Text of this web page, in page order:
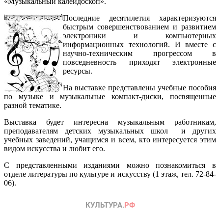
Последние десятилетия характеризуются
быстрым совершенствованием и развитием
электроники и компьютерных
информационных технологий. И вместе с
научно-техническим прогрессом в
повседневность приходят электронные
ресурсы.
На выставке представлены учебные пособия
по музыке и музыкальные компакт-диски, посвященные
разной тематике.
Выставка будет интересна музыкальным работникам,
преподавателям детских музыкальных школ и других
учебных заведений, учащимся и всем, кто интересуется этим
видом искусства и любит его.
С представленными изданиями можно познакомиться в
отделе литературы по культуре и искусству (1 этаж, тел. 72-84-
06).